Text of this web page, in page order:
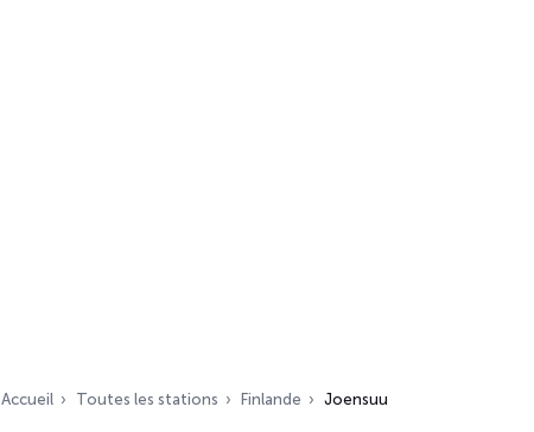
Accueil Toutes les stations Finlande Joensuu